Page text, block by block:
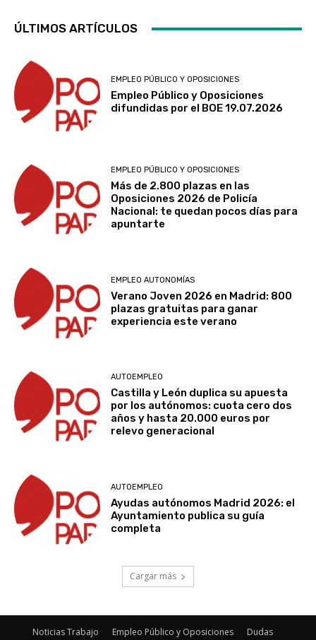
ÚLTIMOS ARTÍCULOS
EMPLEO PÚBLICO Y OPOSICIONES
Empleo Público y Oposiciones
difundidas por el BOE 19.07.2026
EMPLEO PÚBLICO Y OPOSICIONES
Más de 2.800 plazas en las
Oposiciones 2026 de Policía
Nacional: te quedan pocos días para
apuntarte
EMPLEO AUTONOMÍAS
Verano Joven 2026 en Madrid: 800
plazas gratuitas para ganar
experiencia este verano
AUTOEMPLEO
Castilla y León duplica su apuesta
por los autónomos: cuota cero dos
años y hasta 20.000 euros por
relevo generacional
AUTOEMPLEO
Ayudas autónomos Madrid 2026: el
Ayuntamiento publica su guía
completa
Cargar más
Noticias Trabajo Empleo Público y Oposiciones Dudas